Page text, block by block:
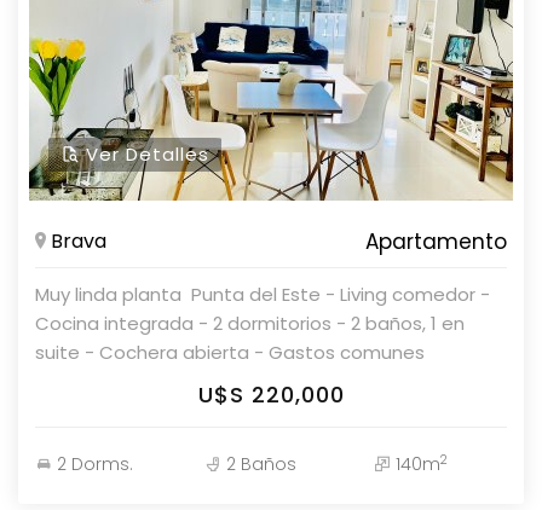
Ver Detalles
Brava Apartamento
Muy linda planta  Punta del Este - Living comedor -
Cocina integrada - 2 dormitorios - 2 baños, 1 en
suite - Cochera abierta - Gastos comunes
accesibles Parolin & Asociados Propiedades
Coordine una visita con nuestros asesores
U$S 220,000
2 Dorms. 2 Baños 140m2